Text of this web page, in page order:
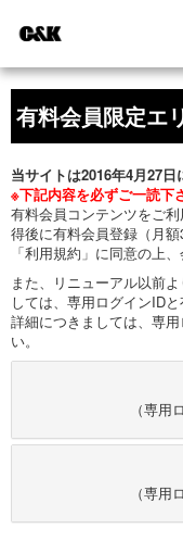
有料会員限定エ
当サイトは2016年4月27日
※下記内容を必ずご一読下
有料会員コンテンツをご
得後に有料会員登録（月
「利用規約」に同意の上
また、リニューアル以前
しては、専用ログインID
詳細につきましては、専
い。
（専用
（専用